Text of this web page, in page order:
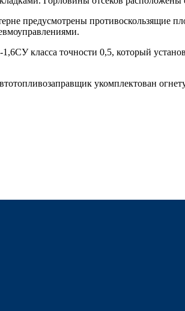
предусмотрены
класса точности 0,5, который
укомплектован